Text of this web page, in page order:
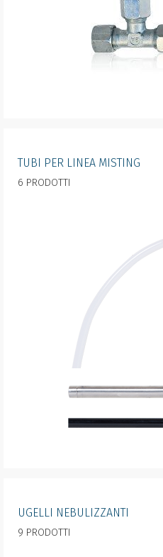
TUBI PER LINEA MISTING
6 PRODOTTI
UGELLI NEBULIZZANTI
9 PRODOTTI